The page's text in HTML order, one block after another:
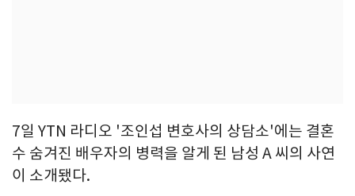
7일 YTN 라디오 '조인섭 변호사의 상담소'에는 결혼
수 숨겨진 배우자의 병력을 알게 된 남성 A 씨의 사연
이 소개됐다.